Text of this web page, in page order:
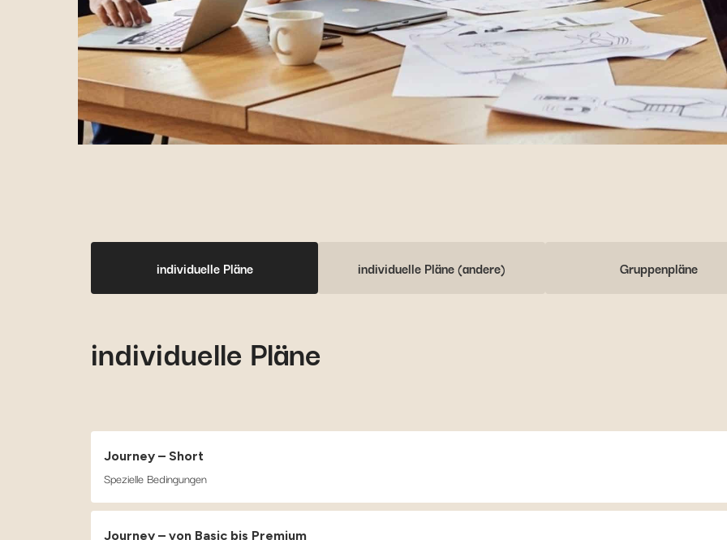
individuelle Pläne individuelle Pläne (andere) Gruppenpläne
individuelle Pläne
Journey – Short
Spezielle Bedingungen
Journey – von Basic bis Premium